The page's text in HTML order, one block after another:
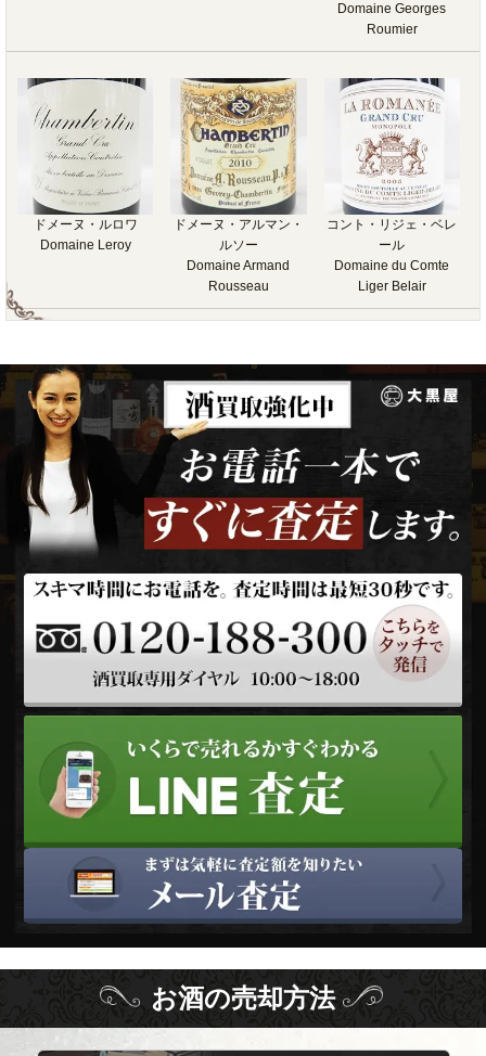
Domaine Georges
Roumier
ドメーヌ・ルロワ
Domaine Leroy
ドメーヌ・アルマン・
ルソー
Domaine Armand
Rousseau
コント・リジェ・ベレ
ール
Domaine du Comte
Liger Belair
お酒の売却方法